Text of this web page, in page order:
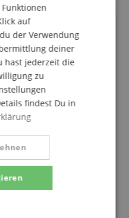
Dich gerne.
18:00
18:00
18:00
18:00
auf
der Verwendung
deiner
hast jederzeit die
zu
findest Du in